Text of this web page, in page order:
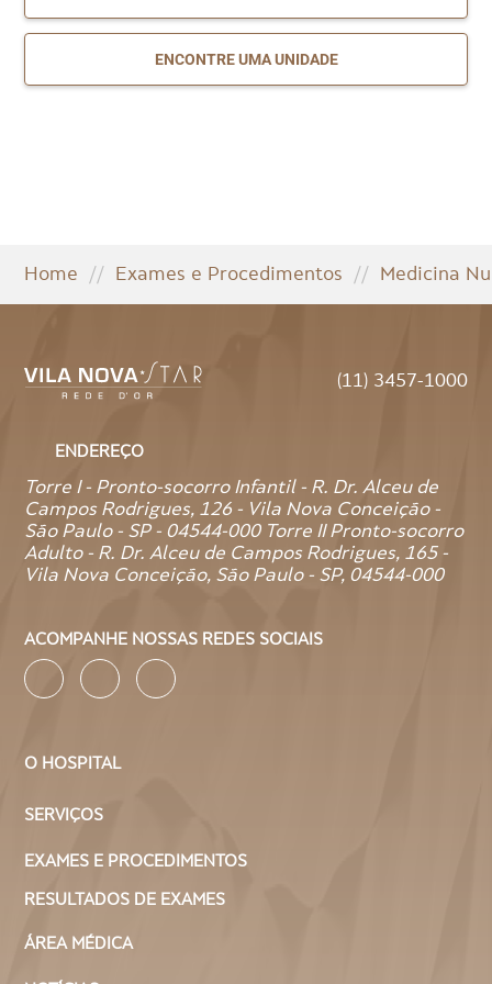
ENCONTRE UMA UNIDADE
Home // Exames e Procedimentos // Medicina
(11) 3457-1000
ENDEREÇO
Torre I - Pronto-socorro Infantil - R. Dr. Alceu de
Campos Rodrigues, 126 - Vila Nova Conceição -
São Paulo - SP - 04544-000 Torre II Pronto-socorro
Adulto - R. Dr. Alceu de Campos Rodrigues, 165 -
Vila Nova Conceição, São Paulo - SP, 04544-000
ACOMPANHE NOSSAS REDES SOCIAIS
O HOSPITAL
SERVIÇOS
EXAMES E PROCEDIMENTOS
RESULTADOS DE EXAMES
ÁREA MÉDICA